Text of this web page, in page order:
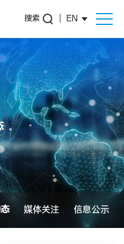
搜索 EN
媒体关注 信息公示